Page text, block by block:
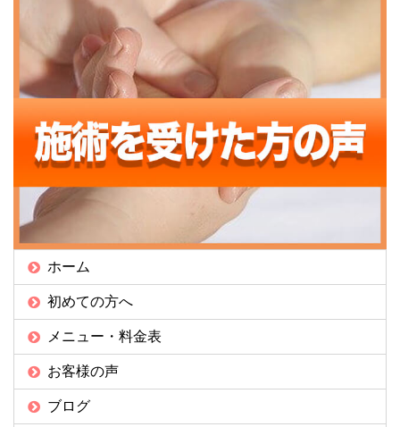
ホーム
初めての方へ
メニュー・料金表
お客様の声
ブログ